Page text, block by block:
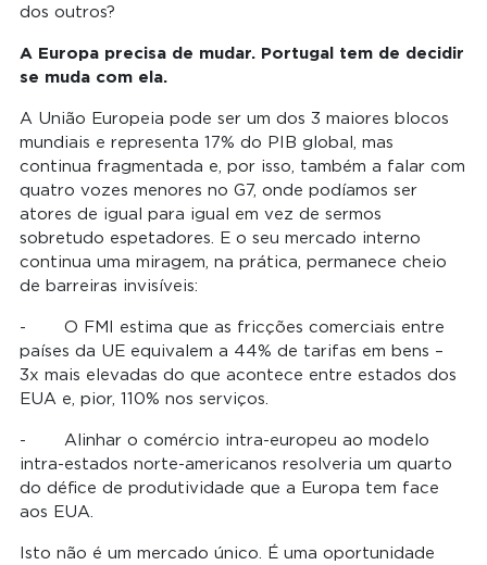
dos outros?
A Europa precisa de mudar. Portugal tem de decidir
se muda com ela.
A União Europeia pode ser um dos 3 maiores blocos
mundiais e representa 17% do PIB global, mas
continua fragmentada e, por isso, também a falar com
quatro vozes menores no G7, onde podíamos ser
atores de igual para igual em vez de sermos
sobretudo espetadores. E o seu mercado interno
continua uma miragem, na prática, permanece cheio
de barreiras invisíveis:
- O FMI estima que as fricções comerciais entre
países da UE equivalem a 44% de tarifas em bens –
3x mais elevadas do que acontece entre estados dos
EUA e, pior, 110% nos serviços.
- Alinhar o comércio intra-europeu ao modelo
intra-estados norte-americanos resolveria um quarto
do défice de produtividade que a Europa tem face
aos EUA.
Isto não é um mercado único. É uma oportunidade